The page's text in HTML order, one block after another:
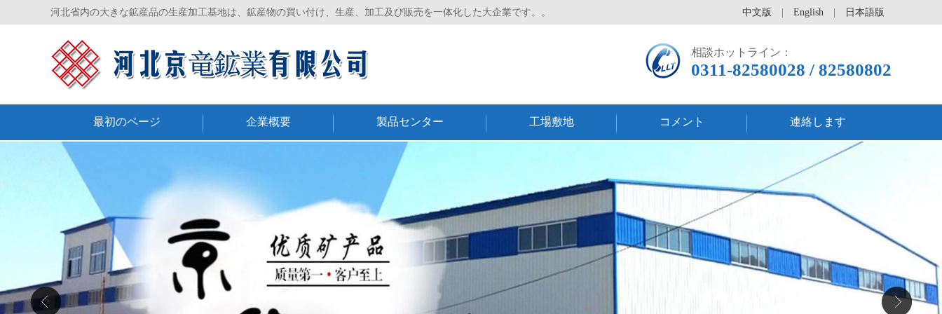
河北省内の大きな鉱産品の生産加工基地は、鉱産物の買い付け、生産、加工及び販売を一体化した大企業です。。 中文版 English 日本語版
相談ホットライン：
0311-82580028 / 82580802
最初のページ 企業概要 製品センター 工場敷地 コメント 連絡します